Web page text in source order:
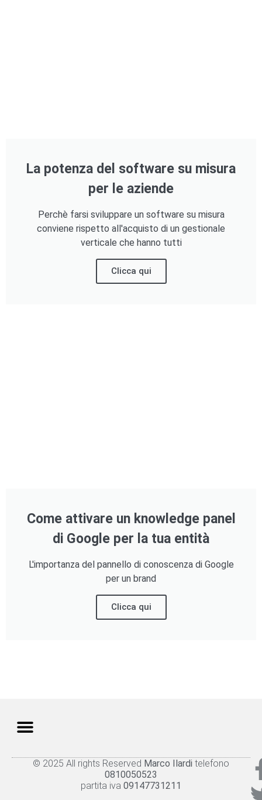
La potenza del software su misura
per le aziende
Perchè farsi sviluppare un software su misura
conviene rispetto all'acquisto di un gestionale
verticale che hanno tutti
Clicca qui
Come attivare un knowledge panel
di Google per la tua entità
L'importanza del pannello di conoscenza di Google
per un brand
Clicca qui
© 2025 All rights Reserved Marco Ilardi telefono
0810050523
partita iva 09147731211